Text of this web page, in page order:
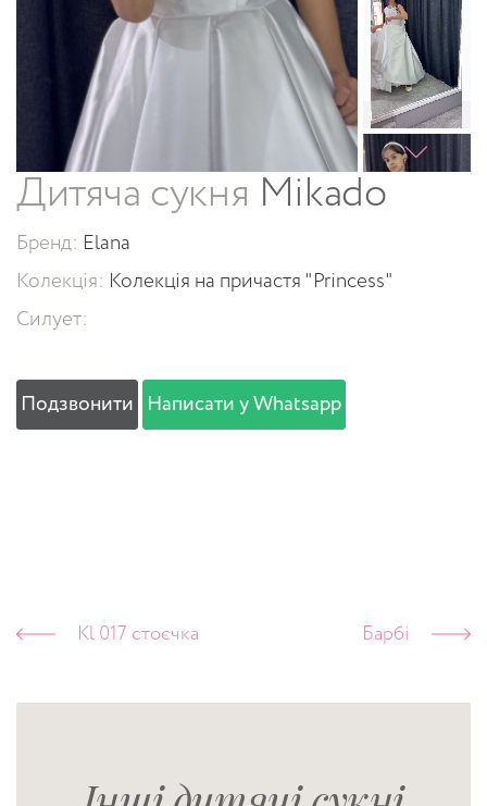
Дитяча сукня Mikado
Бренд: Elana
Колекція: Колекція на причастя "Princess"
Силует:
Подзвонити Написати у Whatsapp
Kl 017 стоєчка Барбі